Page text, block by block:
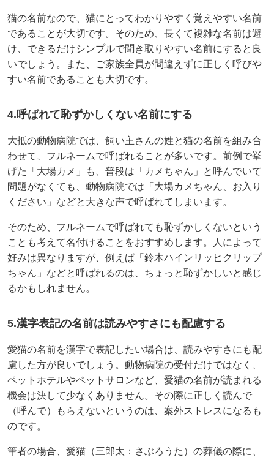
猫の名前なので、猫にとってわかりやすく覚えやすい名前
であることが大切です。そのため、長くて複雑な名前は避
け、できるだけシンプルで聞き取りやすい名前にすると良
いでしょう。また、ご家族全員が間違えずに正しく呼びや
すい名前であることも大切です。
4.呼ばれて恥ずかしくない名前にする
大抵の動物病院では、飼い主さんの姓と猫の名前を組み合
わせて、フルネームで呼ばれることが多いです。前例で挙
げた「大場カメ」も、普段は「カメちゃん」と呼んでいて
問題がなくても、動物病院では「大場カメちゃん、お入り
ください」などと大きな声で呼ばれてしまいます。
そのため、フルネームで呼ばれても恥ずかしくないという
ことも考えて名付けることをおすすめします。人によって
好みは異なりますが、例えば「鈴木ハインリッヒクリップ
ちゃん」などと呼ばれるのは、ちょっと恥ずかしいと感じ
るかもしれません。
5.漢字表記の名前は読みやすさにも配慮する
愛猫の名前を漢字で表記したい場合は、読みやすさにも配
慮した方が良いでしょう。動物病院の受付だけではなく、
ペットホテルやペットサロンなど、愛猫の名前が読まれる
機会は決して少なくありません。その際に正しく読んで
（呼んで）もらえないというのは、案外ストレスになるも
のです。
筆者の場合、愛猫（三郎太：さぶろうた）の葬儀の際に、